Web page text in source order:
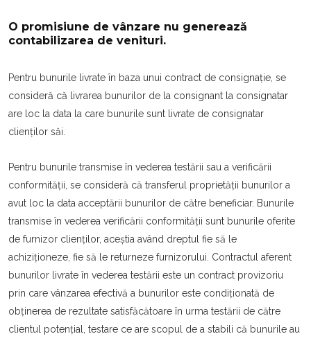
O promisiune de vânzare nu generează
contabilizarea de venituri.
Pentru bunurile livrate în baza unui contract de consignație, se
consideră că livrarea bunurilor de la consignant la consignatar
are loc la data la care bunurile sunt livrate de consignatar
clienților săi.
Pentru bunurile transmise în vederea testării sau a verificării
conformității, se consideră că transferul proprietății bunurilor a
avut loc la data acceptării bunurilor de către beneficiar. Bunurile
transmise în vederea verificării conformității sunt bunurile oferite
de furnizor clienților, aceştia având dreptul fie să le
achiziționeze, fie să le returneze furnizorului. Contractul aferent
bunurilor livrate în vederea testării este un contract provizoriu
prin care vânzarea efectivă a bunurilor este condiționată de
obținerea de rezultate satisfăcătoare în urma testării de către
clientul potențial, testare ce are scopul de a stabili că bunurile au